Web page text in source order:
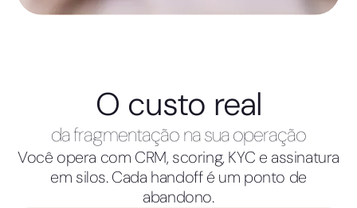
O custo real
da fragmentação na sua operação
Você opera com CRM, scoring, KYC e assinatura
em silos. Cada handoff é um ponto de
abandono.